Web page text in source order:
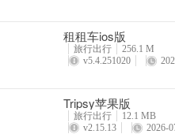
租租车ios版
旅行出行
256.1 M
v5.4.251020
Tripsy苹果版
旅行出行
12.1 MB
v2.15.13
2026-